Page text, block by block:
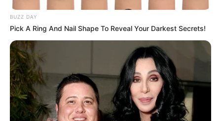
BUZZ DAY
Pick A Ring And Nail Shape To Reveal Your Darkest Secrets!